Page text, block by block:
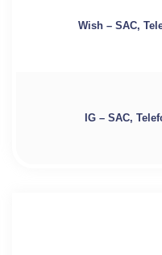
Wish – SAC,
IG – SAC,